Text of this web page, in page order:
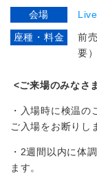
会場
座種・料金
前
要
<こ来場のみなさ
・入場時に検温
ご入場をお断りし
・2週間以内に体
ます。